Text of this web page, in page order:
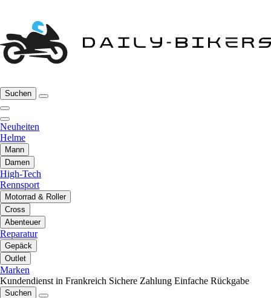
Suchen
Neuheiten
Helme
Mann
Damen
High-Tech
Rennsport
Motorrad & Roller
Cross
Abenteuer
Reparatur
Gepäck
Outlet
Marken
Kundendienst in Frankreich Sichere Zahlung Einfache Rückgabe
Suchen